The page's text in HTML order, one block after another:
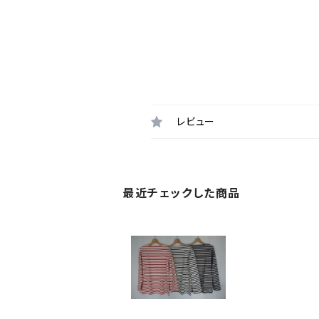
レビュー
最近チェックした商品